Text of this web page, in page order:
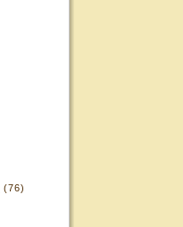
(76)